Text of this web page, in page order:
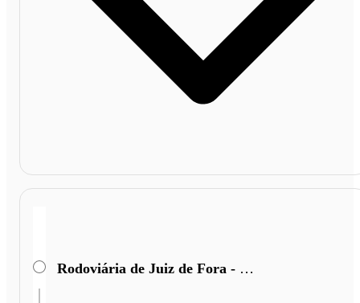
Rodoviária de Juiz de Fora - Terminal Miguel Mansu